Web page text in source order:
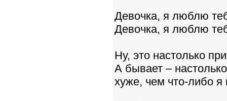
Девочка, я люблю
Девочка, я люблю
Ну, это настолько
А бывает –
хуже, чем что-либо